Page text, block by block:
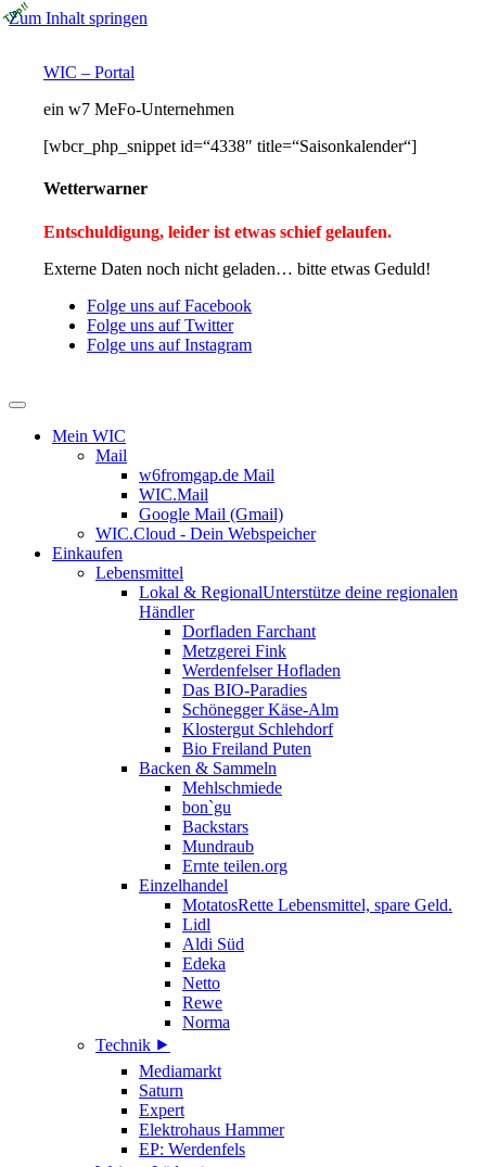
Zum Inhalt springen
WIC – Portal
ein w7 MeFo-Unternehmen
[wbcr_php_snippet id=“4338″ title=“Saisonkalender“]
Wetterwarner
Entschuldigung, leider ist etwas schief gelaufen.
Externe Daten noch nicht geladen… bitte etwas Geduld!
Folge uns auf Facebook
Folge uns auf Twitter
Folge uns auf Instagram
Mein WIC
Mail
w6fromgap.de Mail
WIC.Mail
Google Mail (Gmail)
WIC.Cloud - Dein Webspeicher
Einkaufen
Lebensmittel
Lokal & RegionalUnterstütze deine regionalen
Händler
Dorfladen Farchant
Metzgerei Fink
Werdenfelser Hofladen
Das BIO-Paradies
Schönegger Käse-Alm
Klostergut Schlehdorf
Bio Freiland Puten
Backen & Sammeln
Mehlschmiede
bon`gu
Backstars
Mundraub
Ernte teilen.org
Einzelhandel
MotatosRette Lebensmittel, spare Geld.
Lidl
Aldi Süd
Edeka
Netto
Rewe
Norma
Technik ⯈
Mediamarkt
Saturn
Expert
Elektrohaus Hammer
EP: Werdenfels